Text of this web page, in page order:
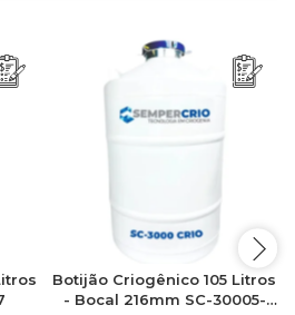
Botijão Criogênico 105 Litros
- Bocal 216mm SC-30005-